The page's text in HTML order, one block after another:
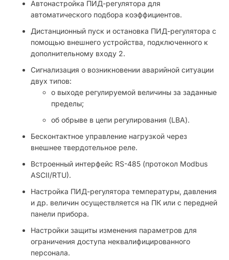
Автонастройка ПИД-регулятора для
автоматического подбора коэффициентов.
Дистанционный пуск и остановка ПИД-регулятора с
помощью внешнего устройства, подключенного к
дополнительному входу 2.
Сигнализация о возникновении аварийной ситуации
двух типов:
о выходе регулируемой величины за заданные
пределы;
об обрыве в цепи регулирования (LBA).
Бесконтактное управление нагрузкой через
внешнее твердотельное реле.
Встроенный интерфейс RS-485 (протокол Modbus
ASCII/RTU).
Настройка ПИД-регулятора температуры, давления
и др. величин осуществляется на ПК или с передней
панели прибора.
Настройки защиты изменения параметров для
ограничения доступа неквалифицированного
персонала.